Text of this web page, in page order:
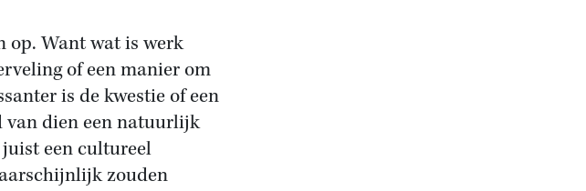
op. Want wat is werk
of een manier om
is de kwestie of een
dien een natuurlijk
een cultureel
zouden